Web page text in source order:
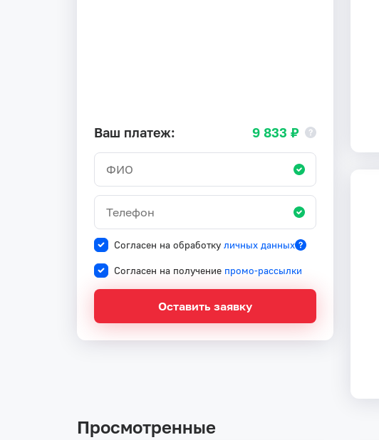
Ваш платеж: 9 833 ₽
Согласен на обработку личных данных
Согласен на получение промо-рассылки
Оставить заявку
Просмотренные